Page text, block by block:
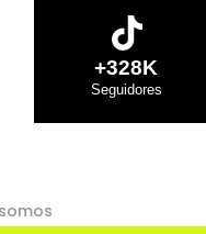
+328K